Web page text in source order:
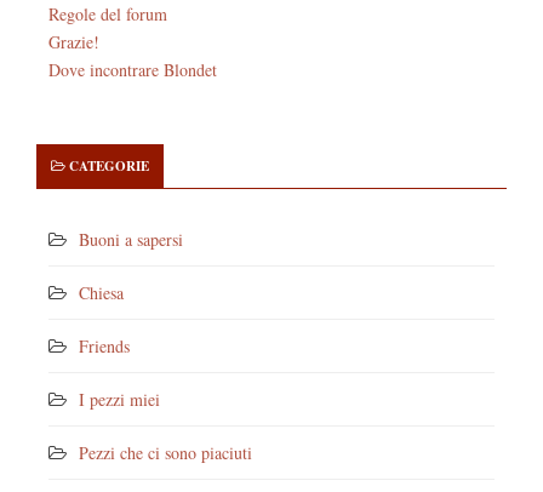
Regole del forum
Grazie!
Dove incontrare Blondet
CATEGORIE
Buoni a sapersi
Chiesa
Friends
I pezzi miei
Pezzi che ci sono piaciuti